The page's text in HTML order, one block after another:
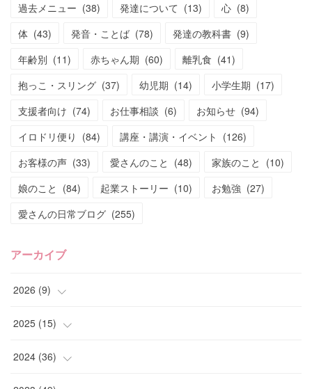
過去メニュー (38) 発達について (13) 心 (8)
体 (43) 発音・ことば (78) 発達の教科書 (9)
年齢別 (11) 赤ちゃん期 (60) 離乳食 (41)
抱っこ・スリング (37) 幼児期 (14) 小学生期 (17)
支援者向け (74) お仕事相談 (6) お知らせ (94)
イロドリ便り (84) 講座・講演・イベント (126)
お客様の声 (33) 愛さんのこと (48) 家族のこと (10)
娘のこと (84) 起業ストーリー (10) お勉強 (27)
愛さんの日常ブログ (255)
アーカイブ
2026 (9)
(4)
(2)
(1)
2025 (15)
(4)
2024 (36)